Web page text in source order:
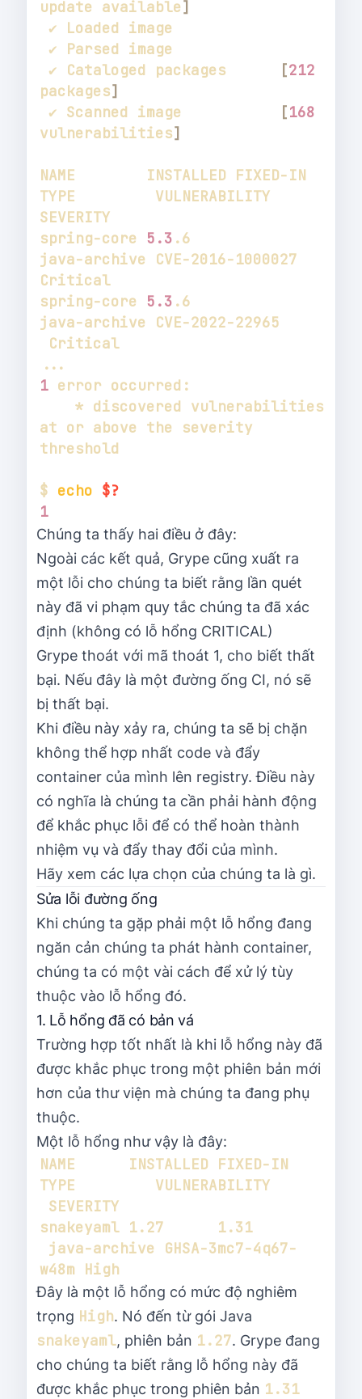
update available]
✔ Cataloged packages
[212
packages]
✔ Scanned image
[168
vulnerabilities]
NAME        INSTALLED FIXED-IN
TYPE         VULNERABILITY
spring-core 5.3 .6
java-archive CVE-2016-1000027
spring-core 5.3 .6
java-archive CVE-2022-22965
..
1
* discovered vulnerabilities
at or above the severity
$ echo $?
1
Chúng ta thấy hai điều ở đây:
Ngoài các kết quả, Grype cũng xuất ra
một lỗi cho chúng ta biết rằng lần quét
này đã vi phạm quy tắc chúng ta đã xác
định (không có lỗ hổng CRITICAL)
Grype thoát với mã thoát 1, cho biết thất
bại. Nếu đây là một đường ống CI, nó sẽ
bị thất bại.
Khi điều này xảy ra, chúng ta sẽ bị chặn
không thể hợp nhất code và đẩy
container của mình lên registry. Điều này
có nghĩa là chúng ta cần phải hành động
để khắc phục lỗi để có thể hoàn thành
nhiệm vụ và đẩy thay đổi của mình.
Hãy xem các lựa chọn của chúng ta là gì.
Sửa lỗi đường ống
Khi chúng ta gặp phải một lỗ hổng đang
ngăn cản chúng ta phát hành container,
chúng ta có một vài cách để xử lý tùy
thuộc vào lỗ hổng đó.
1. Lỗ hổng đã có bản vá
Trường hợp tốt nhất là khi lỗ hổng này đã
được khắc phục trong một phiên bản mới
hơn của thư viện mà chúng ta đang phụ
thuộc.
Một lỗ hổng như vậy là đây:
NAME      INSTALLED FIXED-IN
TYPE         VULNERABILITY
snakeyaml 1.27      1.31
java-archive GHSA-3mc7-4q67-
Đây là một lỗ hổng có mức độ nghiêm
trọng High. Nó đến từ gói Java
snakeyaml, phiên bản 1.27. Grype đang
cho chúng ta biết rằng lỗ hổng này đã
được khắc phục trong phiên bản 1.31